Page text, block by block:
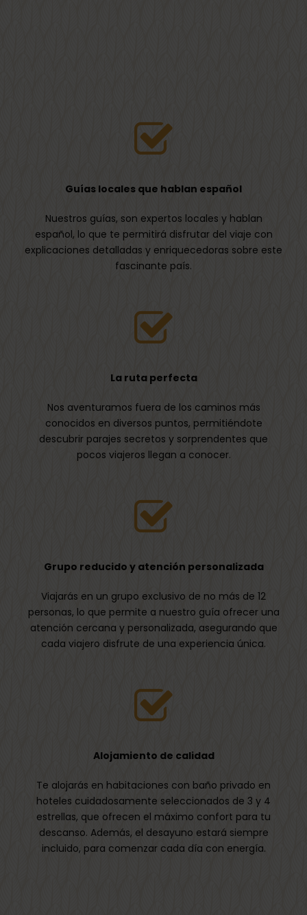
Guías locales que hablan español
Nuestros guías, son expertos locales y hablan
español, lo que te permitirá disfrutar del viaje con
explicaciones detalladas y enriquecedoras sobre este
fascinante país.
La ruta perfecta
Nos aventuramos fuera de los caminos más
conocidos en diversos puntos, permitiéndote
descubrir parajes secretos y sorprendentes que
pocos viajeros llegan a conocer.
Grupo reducido y atención personalizada
Viajarás en un grupo exclusivo de no más de 12
personas, lo que permite a nuestro guía ofrecer una
atención cercana y personalizada, asegurando que
cada viajero disfrute de una experiencia única.
Alojamiento de calidad
Te alojarás en habitaciones con baño privado en
hoteles cuidadosamente seleccionados de 3 y 4
estrellas, que ofrecen el máximo confort para tu
descanso. Además, el desayuno estará siempre
incluido, para comenzar cada día con energía.
Geolocalización precisa:
utiliza el GPS de tu dispositivo para identificar
tu posición y proporcionarte contenido
cercanos.
narraciones informativas sobre
monumentos, rutas y lugares emblemáticos,
permitiéndote conocer la historia y
curiosidades de cada sitio mientras lo
Rutas autoguiadas:Incluye itinerarios
predefinidos que puedes seguir a tu propio
ritmo, con indicaciones claras y